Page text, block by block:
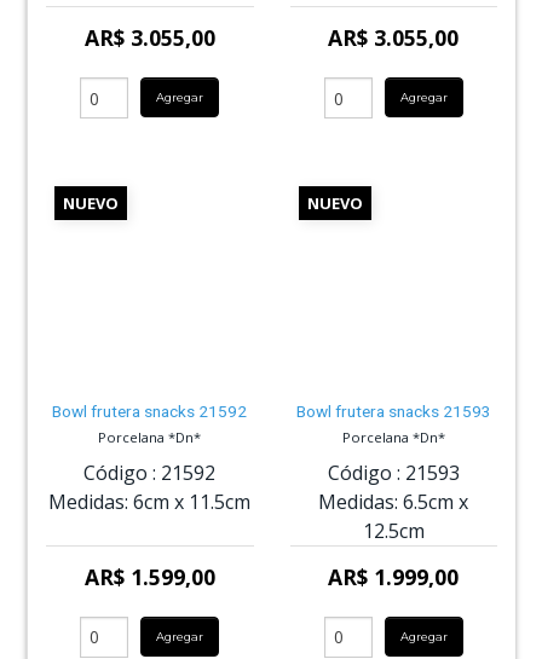
AR$ 3.055,00
Agregar
AR$ 3.055,00
Agregar
NUEVO
Bowl frutera snacks 21592
Porcelana *Dn*
Código : 21592
Medidas: 6cm x 11.5cm
AR$ 1.599,00
Agregar
NUEVO
Bowl frutera snacks 21593
Porcelana *Dn*
Código : 21593
Medidas: 6.5cm x
12.5cm
AR$ 1.999,00
Agregar